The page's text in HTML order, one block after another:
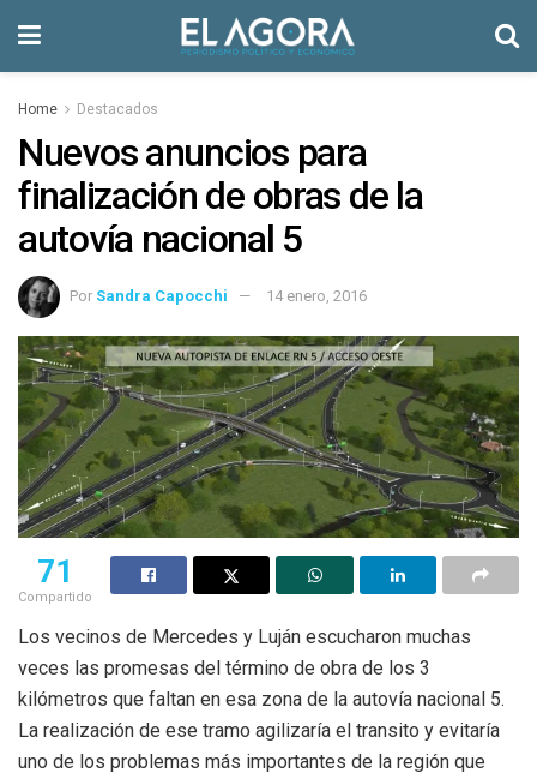
Home Destacados
Nuevos anuncios para
finalización de obras de la
autovía nacional 5
Por Sandra Capocchi 14 enero, 2016
71
Compartido
Los vecinos de Mercedes y Luján escucharon muchas
veces las promesas del término de obra de los 3
kilómetros que faltan en esa zona de la autovía nacional 5.
La realización de ese tramo agilizaría el transito y evitaría
uno de los problemas más importantes de la región que